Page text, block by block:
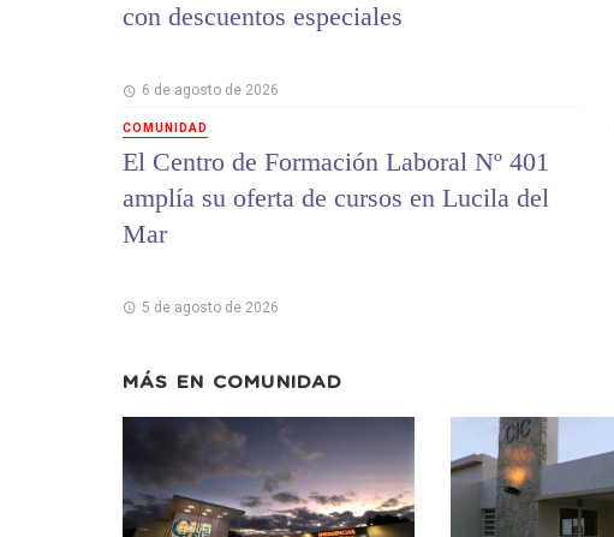
con descuentos especiales
6 de agosto de 2026
COMUNIDAD
El Centro de Formación Laboral Nº 401
amplía su oferta de cursos en Lucila del
Mar
5 de agosto de 2026
MÁS EN COMUNIDAD